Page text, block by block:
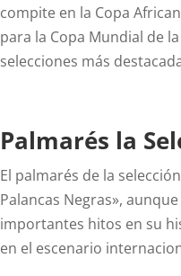
compite en la Copa
para la Copa Mundial de
selecciones más
Palmarés la
El palmarés de la
Palancas Negras»,
importantes hitos en su
en el escenario